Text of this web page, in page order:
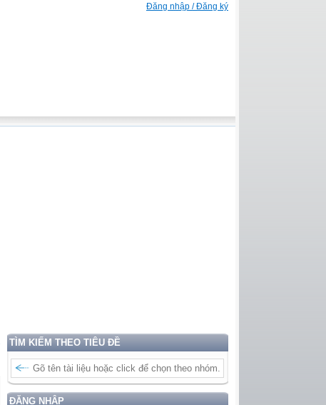
Đăng nhập / Đăng ký
TÌM KIẾM THEO TIÊU ĐỀ
ĐĂNG NHẬP